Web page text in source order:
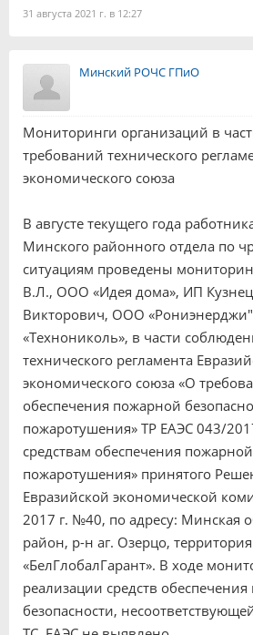
31 августа 2021 г. в 12:27
Минский РОЧС ГПиО
Мониторинги организаций в
требований технического
экономического союза
В августе текущего года
Минского районного отдела по
ситуациям проведены
В.Л., ООО «Идея дома», ИП
Викторович, ООО
«Технониколь», в части
технического регламента
экономического союза «О
обеспечения пожарной
пожаротушения» ТР ЕАЭС 043/
средствам обеспечения
пожаротушения» принятого
Евразийской экономической
2017 г. №40, по адресу: Минская
район, р-н аг. Озерцо,
«БелГлобалГарант». В ходе
реализации средств
безопасности,